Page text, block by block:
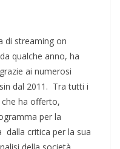
di streaming on
qualche anno, ha
ai numerosi
dal 2011. Tra tutti i
ha offerto,
per la
dalla critica per la sua